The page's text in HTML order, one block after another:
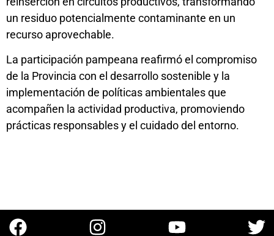
un residuo potencialmente contaminante en un
recurso aprovechable.
La participación pampeana reafirmó el compromiso
de la Provincia con el desarrollo sostenible y la
implementación de políticas ambientales que
acompañen la actividad productiva, promoviendo
prácticas responsables y el cuidado del entorno.